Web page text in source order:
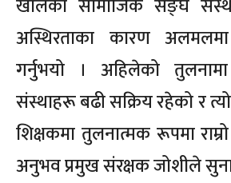
खालका सामाजिक सङ्घ
अस्थिरताका कारण
गर्नुभयो । अहिलेको
संस्थाहरू बढी सक्रिय रहेको र त्यो
शिक्षकमा तुलनात्मक रूपमा
अनुभव प्रमुख संरक्षक जोशीले